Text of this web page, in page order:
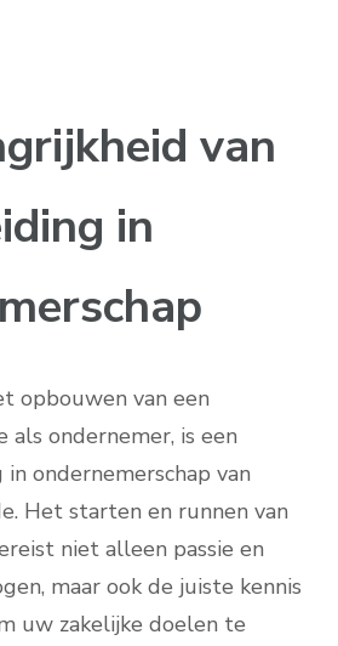
van
in
opbouwen van een
als ondernemer, is een
ondernemerschap van
Het starten en runnen van
niet alleen passie en
maar ook de juiste kennis
uw zakelijke doelen te